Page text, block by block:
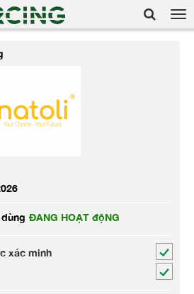
ĐANG HOẠT độNG
xác minh